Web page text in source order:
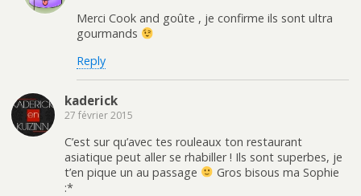
Merci Cook and goûte , je confirme ils sont ultra
gourmands
Reply
kaderick
27 février 2015
C’est sur qu’avec tes rouleaux ton restaurant
asiatique peut aller se rhabiller ! Ils sont superbes, je
t’en pique un au passage
Gros bisous ma Sophie
:*